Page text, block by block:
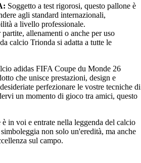
Soggetto a test rigorosi, questo pallone è
agli standard internazionali,
a livello professionale.
partite, allenamenti o anche per uso
calcio Trionda si adatta a tutte le
adidas FIFA Coupe du Monde 26
che unisce prestazioni, design e
perfezionare le vostre tecniche di
un momento di gioco tra amici, questo
in voi e entrate nella leggenda del calcio
non solo un'eredità, ma anche
sul campo.